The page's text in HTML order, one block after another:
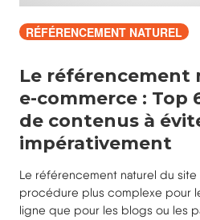
RÉFÉRENCEMENT NATUREL
Le référencement
e-commerce : Top
de contenus à
impérativement
Le référencement naturel du
procédure plus complexe pour
ligne que pour les blogs ou les